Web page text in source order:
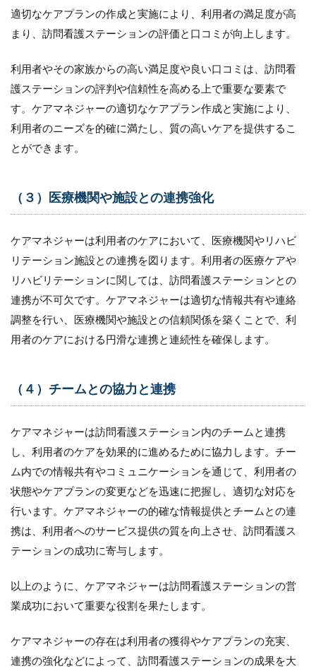
倫理と
プロフ
ェッシ
ズムの
維持
（２）
提供す
るサー
ビスの
値の明
（３）
資料や
情報の
提供
（４）
コミュ
と信頼
関係の
構築
3.5
（５）
継続的
な関係
構築
3.6
（６）
フォロ
ーアッ
ィード
バック
法令と
規制の
適切なケアプランの作成と実施により、利用者の満足度が高
まり、訪問看護ステーションの評価と口コミが向上します。
利用者やその家族からの高い満足度や良い口コミは、訪問看
護ステーションの評判や信頼性を高める上で重要な要素で
す。ケアマネジャーの適切なケアプラン作成と実施により、
利用者のニーズを的確に満たし、質の高いケアを提供するこ
とができます。
（３）医療機関や施設との連携強化
ケアマネジャーは利用者のケアにおいて、医療機関やリハビ
リテーション施設との連携を図ります。利用者の医療ケアや
リハビリテーションに関しては、訪問看護ステーションとの
連携が不可欠です。ケアマネジャーは適切な情報共有や連絡
調整を行い、医療機関や施設との信頼関係を築くことで、利
用者のケアにおける円滑な連携と連続性を確保します。
（４）チームとの協力と連携
ケアマネジャーは訪問看護ステーション内のチームと連携
し、利用者のケアを効果的に進めるために協力します。チー
ム内での情報共有やコミュニケーションを通じて、利用者の
状態やケアプランの変更などを迅速に把握し、適切な対応を
行います。ケアマネジャーの的確な情報提供とチームとの連
携は、利用者へのサービス提供の質を向上させ、訪問看護ス
テーションの成功に寄与します。
以上のように、ケアマネジャーは訪問看護ステーションの営
業成功において重要な役割を果たします。
ケアマネジャーの存在は利用者の獲得やケアプランの充実、
連携の強化などによって、訪問看護ステーションの成果を大